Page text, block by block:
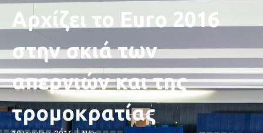
Αρχίζει το Euro 2016
στην σκιά των
απεργιών και της
τρομοκρατίας